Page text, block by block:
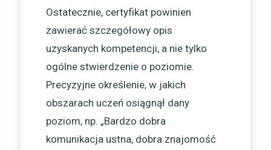
Ostatecznie, certyfikat powinien
zawierać szczegółowy opis
uzyskanych kompetencji, a nie tylko
ogólne stwierdzenie o poziomie.
Precyzyjne określenie, w jakich
obszarach uczeń osiągnął dany
poziom, np. „Bardzo dobra
komunikacja ustna, dobra znajomość